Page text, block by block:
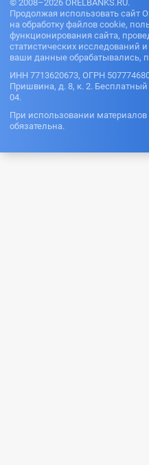
© 2008–2026 ORELBANKS.RU.
Продолжая использовать сайт
на обработку файлов cookie,
функционирования сайта,
статистических исследований
ваши данные обрабатывались,
ИНН 7713620673, ОГРН
Пришвина, д. 8, к. 2.
04.
При использовании
обязательна.